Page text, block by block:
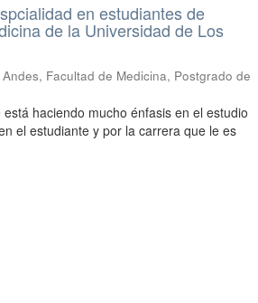
en estudiantes de
de la Universidad de Los
Facultad de Medicina, Postgrado de
haciendo mucho énfasis en el estudio
el estudiante y por la carrera que le es